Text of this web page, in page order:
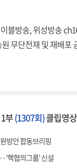
블방송, 위성방송
무단전재 및 재배포
부(1307회)클립영상
방안 합동브리핑
핵협의그룹' 신설